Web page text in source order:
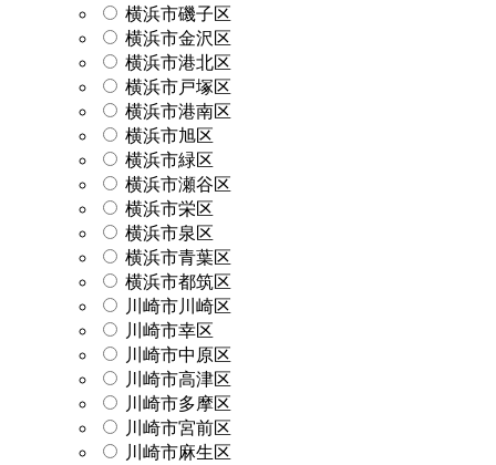
横浜市磯子区
横浜市金沢区
横浜市港北区
横浜市戸塚区
横浜市港南区
横浜市旭区
横浜市緑区
横浜市瀬谷区
横浜市栄区
横浜市泉区
横浜市青葉区
横浜市都筑区
川崎市川崎区
川崎市幸区
川崎市中原区
川崎市高津区
川崎市多摩区
川崎市宮前区
川崎市麻生区